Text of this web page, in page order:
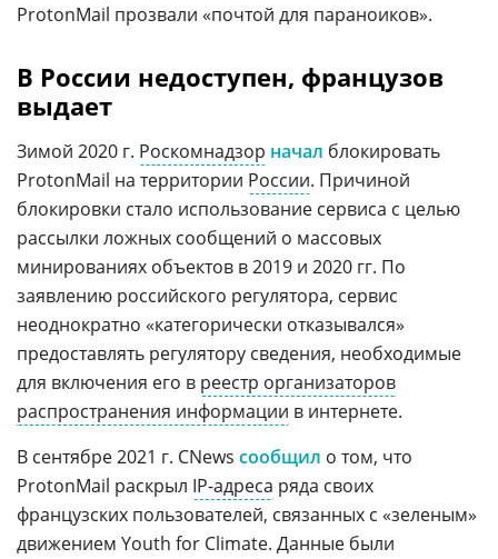
ProtonMail прозвали «почтой для параноиков».
В России недоступен, французов
выдает
Зимой 2020 г. Роскомнадзор начал блокировать
ProtonMail на территории России. Причиной
блокировки стало использование сервиса с целью
рассылки ложных сообщений о массовых
минированиях объектов в 2019 и 2020 гг. По
заявлению российского регулятора, сервис
неоднократно «категорически отказывался»
предоставлять регулятору сведения, необходимые
для включения его в реестр организаторов
распространения информации в интернете.
В сентябре 2021 г. CNews сообщил о том, что
ProtonMail раскрыл IP-адреса ряда своих
французских пользователей, связанных с «зеленым»
движением Youth for Climate. Данные были